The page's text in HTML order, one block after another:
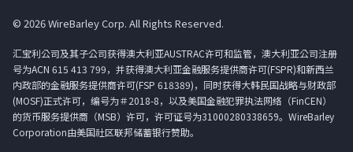
© 2026 WireBarley Corp. All Rights Reserved.
汇宝利公司及其子公司获得澳大利亚AUSTRAC许可和监管，澳大利亚公司注册
号为ACN 615 413 799，并获得澳大利亚金融服务提供商许可(FSPR)和新西兰
内政部的金融服务提供商许可(FSP 618389)，同时获得大韩民国战略与财政部
(MOSF)正式许可，编号为＃2018-8，以及美国金融犯罪执法网络（FinCEN）
的货币服务提供商（MSB）许可，许可证号为31000280338659。WireBarley
Corporation由美国社区联邦储蓄银行赞助。